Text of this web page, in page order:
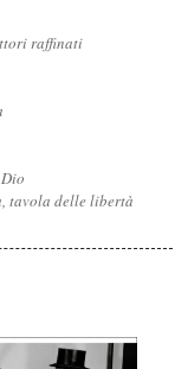
raffinati
tavola delle libertà